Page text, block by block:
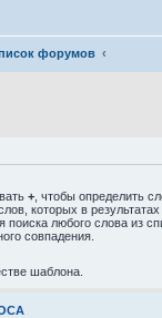
форумов
+ , чтобы определить
которых в
поиска любого слова из
совпадения.
шаблона.